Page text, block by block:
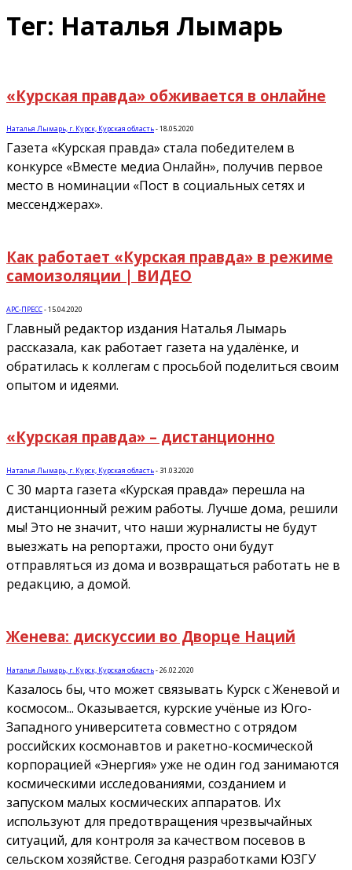
Тег: Наталья Лымарь
«Курская правда» обживается в онлайне
Наталья Лымарь, г. Курск, Курская область-18.05.2020
Газета «Курская правда» стала победителем в
конкурсе «Вместе медиа Онлайн», получив первое
место в номинации «Пост в социальных сетях и
мессенджерах».
Как работает «Курская правда» в режиме
самоизоляции | ВИДЕО
АРС-ПРЕСС-15.04.2020
Главный редактор издания Наталья Лымарь
рассказала, как работает газета на удалёнке, и
обратилась к коллегам с просьбой поделиться своим
опытом и идеями.
«Курская правда» – дистанционно
Наталья Лымарь, г. Курск, Курская область- 31.03.2020
С 30 марта газета «Курская правда» перешла на
дистанционный режим работы. Лучше дома, решили
мы! Это не значит, что наши журналисты не будут
выезжать на репортажи, просто они будут
отправляться из дома и возвращаться работать не в
редакцию, а домой.
Женева: дискуссии во Дворце Наций
Наталья Лымарь, г. Курск, Курская область-26.02.2020
Казалось бы, что может связывать Курск с Женевой и
космосом... Оказывается, курские учёные из Юго-
Западного университета совместно с отрядом
российских космонавтов и ракетно-космической
корпорацией «Энергия» уже не один год занимаются
космическими исследованиями, созданием и
запуском малых космических аппаратов. Их
используют для предотвращения чрезвычайных
ситуаций, для контроля за качеством посевов в
сельском хозяйстве. Сегодня разработками ЮЗГУ